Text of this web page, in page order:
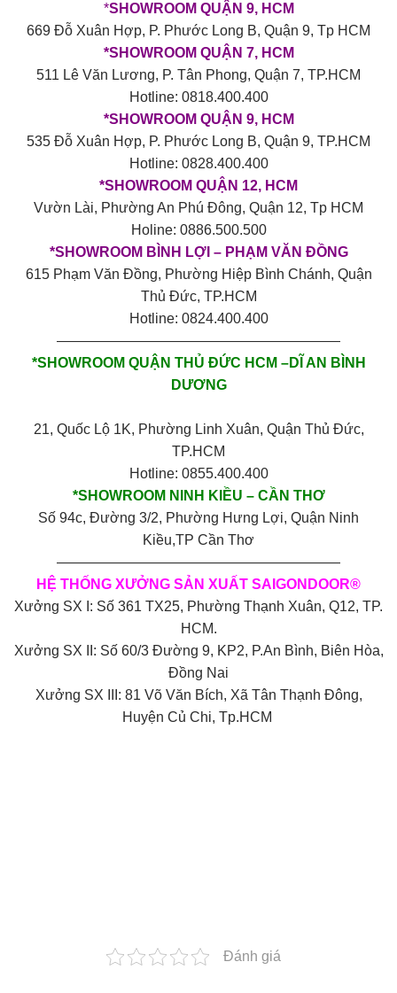
*SHOWROOM QUẬN 9, HCM
669 Đỗ Xuân Hợp, P. Phước Long B, Quận 9, Tp HCM
*SHOWROOM QUẬN 7, HCM
511 Lê Văn Lương, P. Tân Phong, Quận 7, TP.HCM
Hotline: 0818.400.400
*SHOWROOM QUẬN 9, HCM
535 Đỗ Xuân Hợp, P. Phước Long B, Quận 9, TP.HCM
Hotline: 0828.400.400
*SHOWROOM QUẬN 12, HCM
Vườn Lài, Phường An Phú Đông, Quận 12, Tp HCM
Holine: 0886.500.500
*SHOWROOM BÌNH LỢI – PHẠM VĂN ĐỒNG
615 Phạm Văn Đồng, Phường Hiệp Bình Chánh, Quận
Thủ Đức, TP.HCM
Hotline: 0824.400.400
————————————————————
*SHOWROOM QUẬN THỦ ĐỨC HCM –DĨ AN BÌNH
DƯƠNG
21, Quốc Lộ 1K, Phường Linh Xuân, Quận Thủ Đức,
TP.HCM
Hotline: 0855.400.400
*SHOWROOM NINH KIỀU – CẦN THƠ
Số 94c, Đường 3/2, Phường Hưng Lợi, Quận Ninh
Kiều,TP Cần Thơ
————————————————————
HỆ THỐNG XƯỞNG SẢN XUẤT SAIGONDOOR®
Xưởng SX I: Số 361 TX25, Phường Thạnh Xuân, Q12, TP.
HCM.
Xưởng SX II: Số 60/3 Đường 9, KP2, P.An Bình, Biên Hòa,
Đồng Nai
Xưởng SX III: 81 Võ Văn Bích, Xã Tân Thạnh Đông,
Huyện Củ Chi, Tp.HCM
Đánh giá